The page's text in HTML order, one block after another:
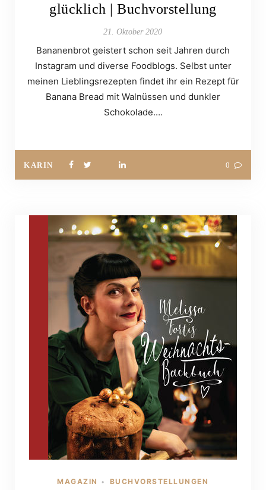
glücklich | Buchvorstellung
21. Oktober 2020
Bananenbrot geistert schon seit Jahren durch
Instagram und diverse Foodblogs. Selbst unter
meinen Lieblingsrezepten findet ihr ein Rezept für
Banana Bread mit Walnüssen und dunkler
Schokolade.…
KARIN 0
MAGAZIN • BUCHVORSTELLUNGEN